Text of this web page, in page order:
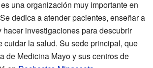
es una organización muy importante en
dedica a atender pacientes, enseñar a
hacer investigaciones para descubrir
cuidar la salud. Su sede principal, que
de Medicina Mayo y sus centros de